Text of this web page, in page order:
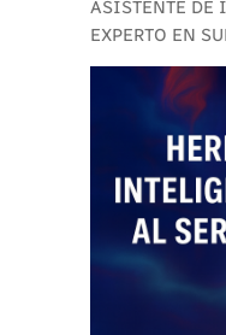
ASISTENTE DE
EXPERTO EN